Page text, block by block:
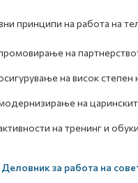
принципи на работа на
на
на висок степен
на
на тренинг и обуки
Деловник за работа на